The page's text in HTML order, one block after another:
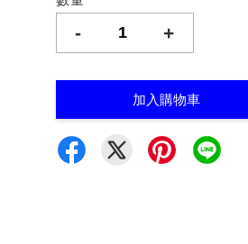
- +
加入購物車